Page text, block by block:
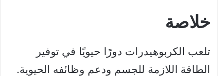
خلاصة
تلعب الكربوهيدرات دورًا حيويًا في توفير
الطاقة اللازمة للجسم ودعم وظائفه الحيوية.